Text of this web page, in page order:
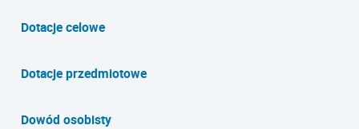
Dotacje celowe
Dotacje przedmiotowe
Dowód osobisty